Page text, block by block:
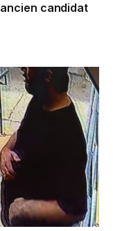
candidat